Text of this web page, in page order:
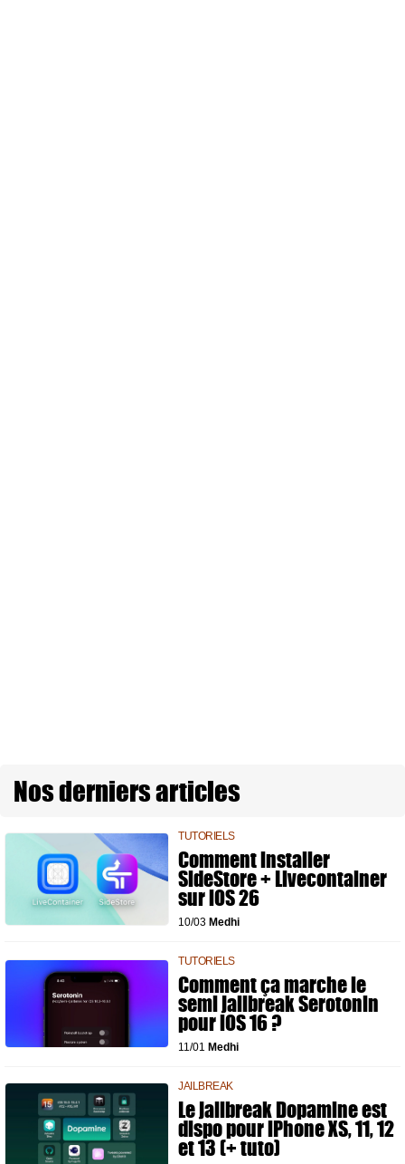
Nos derniers articles
TUTORIELS
Comment installer
SideStore + Livecontainer
sur iOS 26
10/03 Medhi
TUTORIELS
Comment ça marche le
semi jailbreak Serotonin
pour iOS 16 ?
11/01 Medhi
JAILBREAK
Le jailbreak Dopamine est
dispo pour iPhone XS, 11, 12
et 13 (+ tuto)